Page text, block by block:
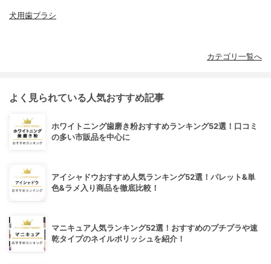
犬用歯ブラシ
カテゴリ一覧へ
よく見られている人気おすすめ記事
ホワイトニング歯磨き粉おすすめランキング52選！口コミ
の多い市販品を中心に
アイシャドウおすすめ人気ランキング52選！パレット&単
色&ラメ入り商品を徹底比較！
マニキュア人気ランキング52選！おすすめのプチプラや速
乾タイプのネイルポリッシュを紹介！